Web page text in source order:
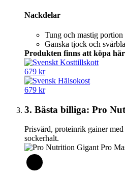
Nackdelar
Tung och mastig portion
Ganska tjock och
Produkten finns att köpa
679 kr
679 kr
3. Bästa billiga: Pro
Prisvärd, proteinrik gainer
sockerhalt.